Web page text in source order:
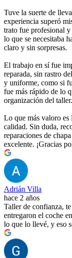
Tuve la suerte de
experiencia superó
trato fue profesional
lo que se necesitaba
claro y sin sorpresas.
El trabajo en sí fue
reparada, sin rastro
y uniforme, como si
fue más rápido de lo
organización del taller.
Lo que más valoro
calidad. Sin duda,
reparaciones de
excelente. ¡Gracias
Adrián Villa
hace 2 años
Taller de confianza,
entregaron el coche
lo que lo llevé, y eso